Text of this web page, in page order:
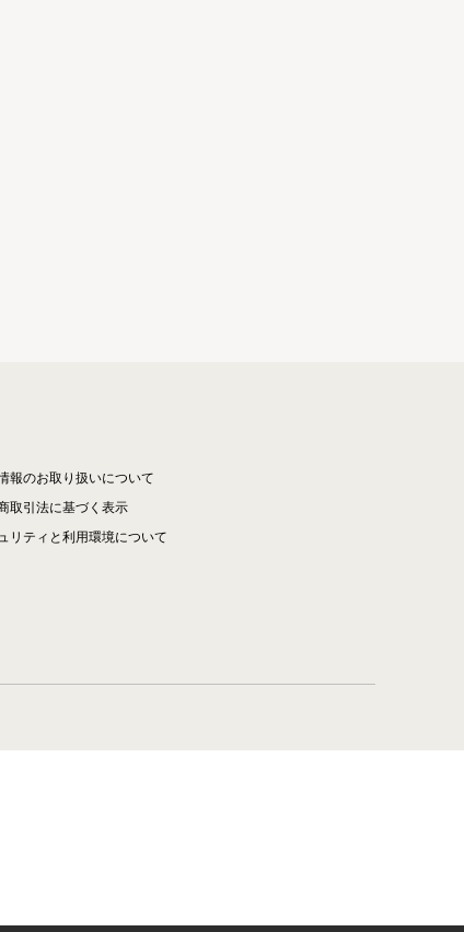
報のお取り扱いについて
取引法に基づく表示
リティと利用環境について